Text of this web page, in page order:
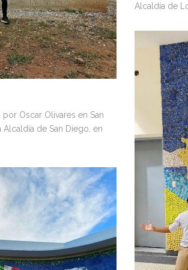
Oscar Olivares en San
de San Diego, en
Alcaldía de